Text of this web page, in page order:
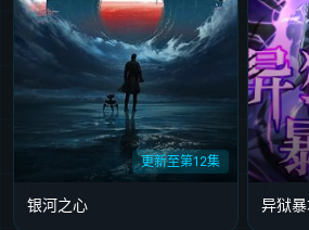
更新至第12集
银河之心